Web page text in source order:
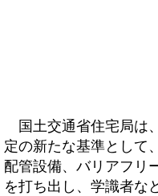
国土交通省住宅局は
定の新たな基準として
配管設備、バリアフリ
を打ち出し、学識者な